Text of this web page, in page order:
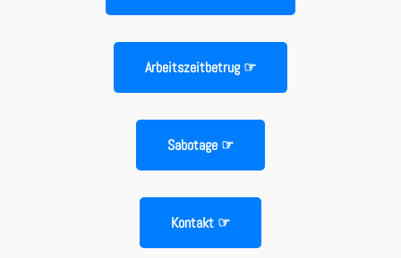
Arbeitszeitbetrug ☞
Sabotage ☞
Kontakt ☞